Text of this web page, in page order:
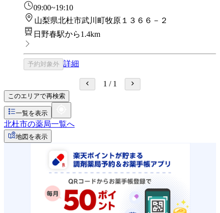
09:00~19:10
山梨県北杜市武川町牧原１３６６－２
日野春駅から1.4km
予約対象外 詳細
1 / 1
このエリアで再検索
一覧を表示
北杜市の薬局一覧へ
地図を表示